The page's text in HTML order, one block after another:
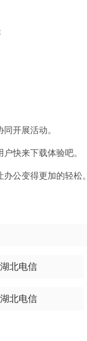
开展活动。
快来下载体验吧。
公变得更加的轻松。
湖北电信
湖北电信